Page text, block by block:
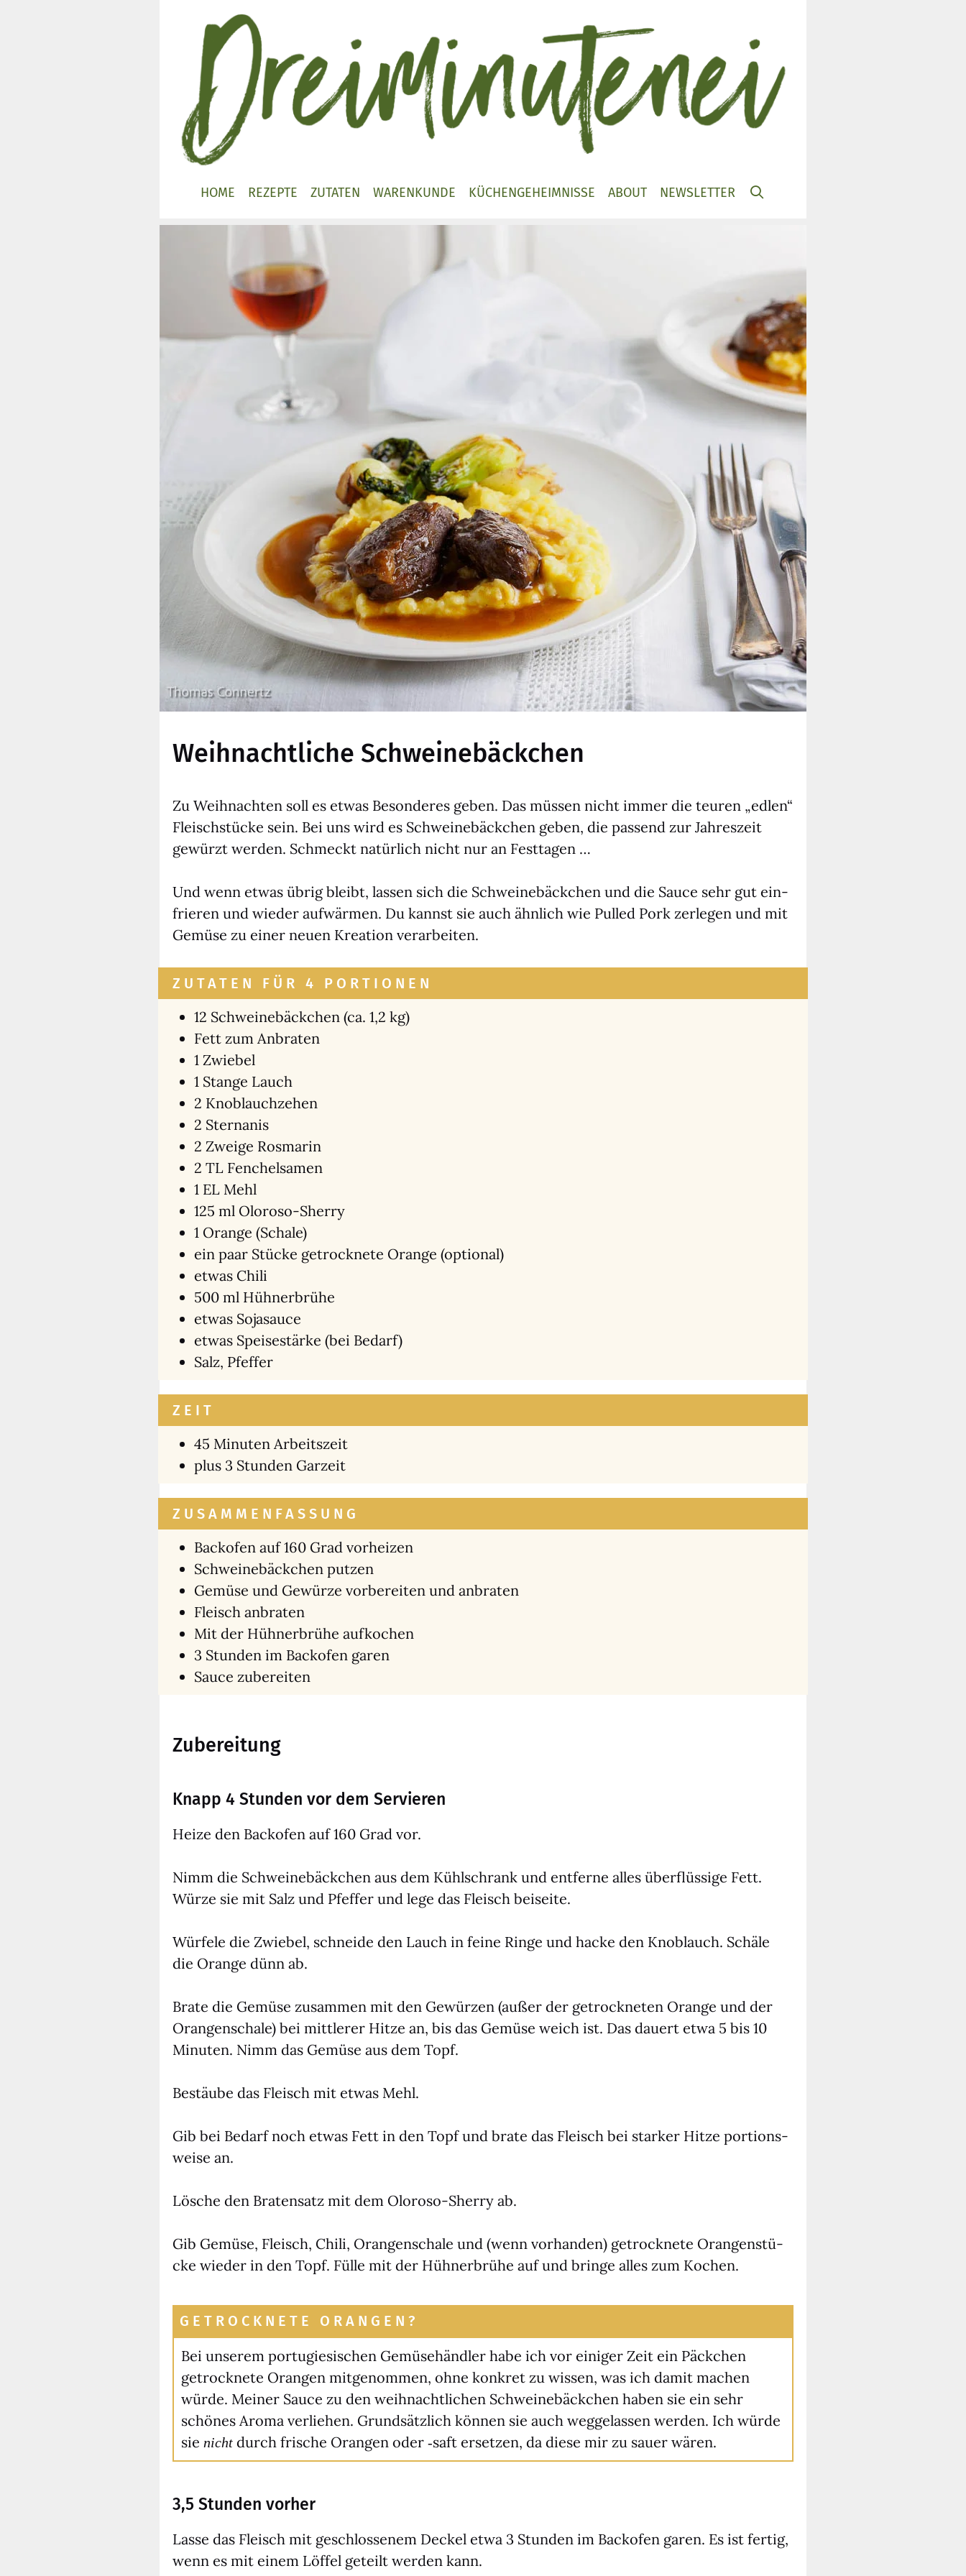
HOME REZEPTE ZUTATEN WARENKUNDE KÜCHENGEHEIMNISSE ABOUT NEWSLETTER
Weihnachtliche Schweinebäckchen
Zu Weih­nach­ten soll es etwas Beson­de­res geben. Das müs­sen nicht immer die teu­ren „edlen“
Fleisch­stü­cke sein. Bei uns wird es Schwei­ne­bäck­chen geben, die pas­send zur Jah­res­zeit
gewürzt wer­den. Schmeckt natür­lich nicht nur an Fest­ta­gen …
Und wenn etwas übrig bleibt, las­sen sich die Schwei­ne­bäck­chen und die Sau­ce sehr gut ein­
frie­ren und wie­der auf­wär­men. Du kannst sie auch ähn­lich wie Pul­led Pork zer­le­gen und mit
Gemü­se zu einer neu­en Krea­ti­on ver­ar­bei­ten.
ZUTATEN FÜR 4 PORTIONEN
12 Schwei­ne­bäck­chen (ca. 1,2 kg)
Fett zum Anbra­ten
1 Zwie­bel
1 Stan­ge Lauch
2 Knob­lauch­ze­hen
2 Stern­anis
2 Zwei­ge Ros­ma­rin
2 TL Fen­chel­sa­men
1 EL Mehl
125 ml Olo­ro­so-Sher­ry
1 Oran­ge (Scha­le)
ein paar Stü­cke getrock­ne­te Oran­ge (optio­nal)
etwas Chi­li
500 ml Hüh­ner­brü­he
etwas Soja­sauce
etwas Spei­se­stär­ke (bei Bedarf)
Salz, Pfef­fer
ZEIT
45 Minu­ten Arbeits­zeit
plus 3 Stun­den Gar­zeit
ZUSAMMENFASSUNG
Back­ofen auf 160 Grad vor­hei­zen
Schwei­ne­bäck­chen put­zen
Gemü­se und Gewür­ze vor­be­rei­ten und anbra­ten
Fleisch anbra­ten
Mit der Hüh­ner­brü­he auf­ko­chen
3 Stun­den im Back­ofen garen
Sau­ce zube­rei­ten
Zubereitung
Knapp 4 Stunden vor dem Servieren
Hei­ze den Back­ofen auf 160 Grad vor.
Nimm die Schwei­ne­bäck­chen aus dem Kühl­schrank und ent­fer­ne alles über­flüs­si­ge Fett.
Wür­ze sie mit Salz und Pfef­fer und lege das Fleisch bei­sei­te.
Wür­fe­le die Zwie­bel, schnei­de den Lauch in fei­ne Rin­ge und hacke den Knob­lauch. Schä­le
die Oran­ge dünn ab.
Bra­te die Gemü­se zusam­men mit den Gewür­zen (außer der getrock­ne­ten Oran­ge und der
Oran­gen­scha­le) bei mitt­le­rer Hit­ze an, bis das Gemü­se weich ist. Das dau­ert etwa 5 bis 10
Minu­ten. Nimm das Gemü­se aus dem Topf.
Bestäu­be das Fleisch mit etwas Mehl.
Gib bei Bedarf noch etwas Fett in den Topf und bra­te das Fleisch bei star­ker Hit­ze por­ti­ons­
wei­se an.
Lösche den Bra­ten­satz mit dem Olo­ro­so-Sher­ry ab.
Gib Gemü­se, Fleisch, Chi­li, Oran­gen­scha­le und (wenn vor­han­den) getrock­ne­te Oran­gen­stü­
cke wie­der in den Topf. Fül­le mit der Hüh­ner­brü­he auf und brin­ge alles zum Kochen.
GETROCKNETE ORANGEN?
Bei unse­rem por­tu­gie­si­schen Gemü­se­händ­ler habe ich vor eini­ger Zeit ein Päck­chen
getrock­ne­te Oran­gen mit­ge­nom­men, ohne kon­kret zu wis­sen, was ich damit machen
wür­de. Mei­ner Sau­ce zu den weih­nacht­li­chen Schwei­ne­bäck­chen haben sie ein sehr
schö­nes Aro­ma ver­lie­hen. Grund­sätz­lich kön­nen sie auch weg­ge­las­sen wer­den. Ich wür­de
sie nicht durch fri­sche Oran­gen oder ‑saft erset­zen, da die­se mir zu sau­er wären.
3,5 Stunden vorher
Las­se das Fleisch mit geschlos­se­nem Deckel etwa 3 Stun­den im Back­ofen garen. Es ist fer­tig,
wenn es mit einem Löf­fel geteilt wer­den kann.